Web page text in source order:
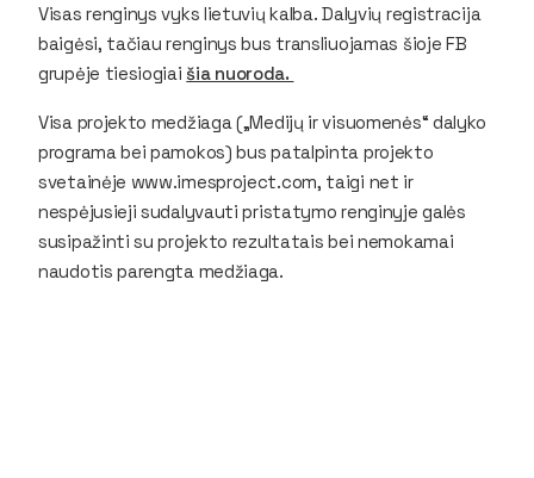
Visas renginys vyks lietuvių kalba. Dalyvių registracija
baigėsi, tačiau renginys bus transliuojamas šioje FB
grupėje tiesiogiai šia nuoroda.
Visa projekto medžiaga („Medijų ir visuomenės“ dalyko
programa bei pamokos) bus patalpinta projekto
svetainėje www.imesproject.com, taigi net ir
nespėjusieji sudalyvauti pristatymo renginyje galės
susipažinti su projekto rezultatais bei nemokamai
naudotis parengta medžiaga.